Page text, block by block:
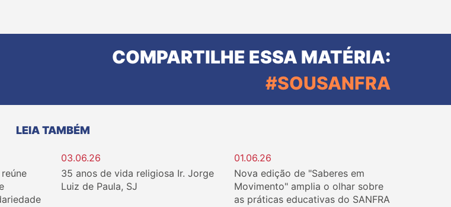
COMPARTILHE ESSA MATÉRIA:
#SOUSANFRA
LEIA TAMBÉM
03.06.26
35 anos de vida religiosa Ir. Jorge
Luiz de Paula, SJ
01.06.26
Nova edição de "Saberes em
Movimento" amplia o olhar sobre
as práticas educativas do SANFRA